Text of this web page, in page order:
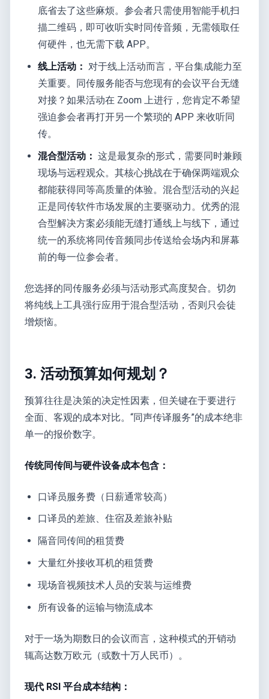
底省去了这些麻烦。参会者只需使用智能手机扫
描二维码，即可收听实时同传音频，无需领取任
何硬件，也无需下载 APP。
线上活动： 对于线上活动而言，平台集成能力至
关重要。同传服务能否与您现有的会议平台无缝
对接？如果活动在 Zoom 上进行，您肯定不希望
强迫参会者再打开另一个繁琐的 APP 来收听同
传。
混合型活动： 这是最复杂的形式，需要同时兼顾
现场与远程观众。其核心挑战在于确保两端观众
都能获得同等高质量的体验。混合型活动的兴起
正是同传软件市场发展的主要驱动力。优秀的混
合型解决方案必须能无缝打通线上与线下，通过
统一的系统将同传音频同步传送给会场内和屏幕
前的每一位参会者。
您选择的同传服务必须与活动形式高度契合。切勿
将纯线上工具强行应用于混合型活动，否则只会徒
增烦恼。
3. 活动预算如何规划？
预算往往是决策的决定性因素，但关键在于要进行
全面、客观的成本对比。“同声传译服务”的成本绝非
单一的报价数字。
传统同传间与硬件设备成本包含：
口译员服务费（日薪通常较高）
口译员的差旅、住宿及差旅补贴
隔音同传间的租赁费
大量红外接收耳机的租赁费
现场音视频技术人员的安装与运维费
所有设备的运输与物流成本
对于一场为期数日的会议而言，这种模式的开销动
辄高达数万欧元（或数十万人民币）。
现代 RSI 平台成本结构：